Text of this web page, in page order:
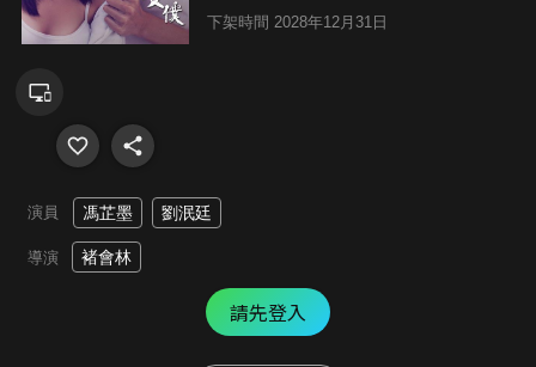
下架時間 2028年12月31日
演員 馮芷墨 劉泯廷
導演 褚會林
請先登入